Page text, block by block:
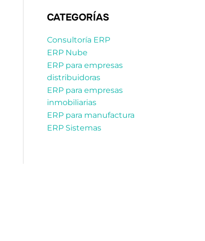
CATEGORÍAS
Consultoría ERP
ERP Nube
ERP para empresas
distribuidoras
ERP para empresas
inmobiliarias
ERP para manufactura
ERP Sistemas